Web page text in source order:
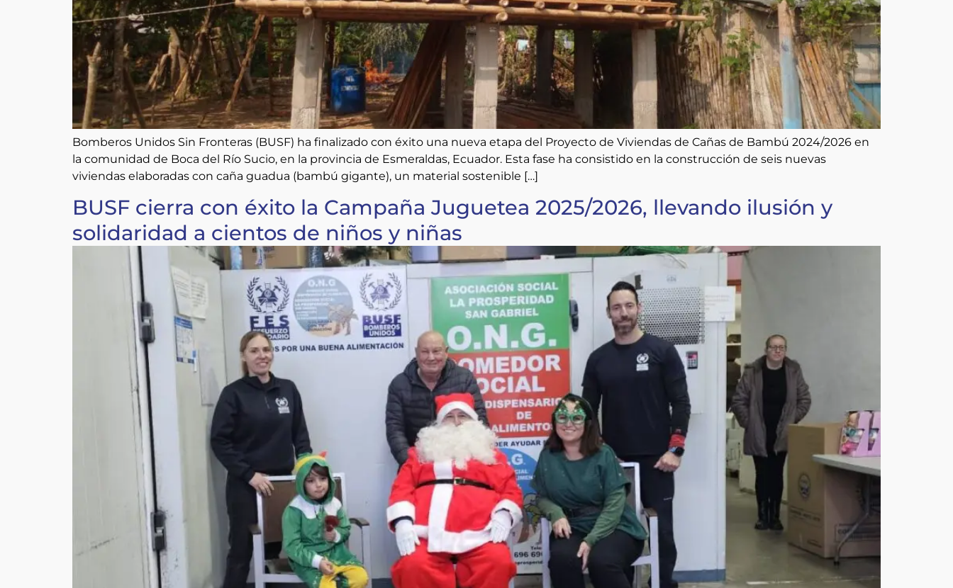
Bomberos Unidos Sin Fronteras (BUSF) ha finalizado con éxito una nueva etapa del Proyecto de Viviendas de Cañas de Bambú 2024/2026 en
la comunidad de Boca del Río Sucio, en la provincia de Esmeraldas, Ecuador. Esta fase ha consistido en la construcción de seis nuevas
viviendas elaboradas con caña guadua (bambú gigante), un material sostenible […]
BUSF cierra con éxito la Campaña Juguetea 2025/2026, llevando ilusión y
solidaridad a cientos de niños y niñas